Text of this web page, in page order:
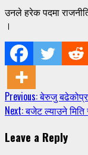
उनले हरेक पदमा
।
Continue
Reading
Previous:बेरुजु
Next:बजेट ल्याउने मिति
Leave a Reply